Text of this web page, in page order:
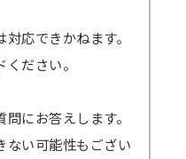
応できかねます。
ださい。
にお答えします。
ない可能性もござい